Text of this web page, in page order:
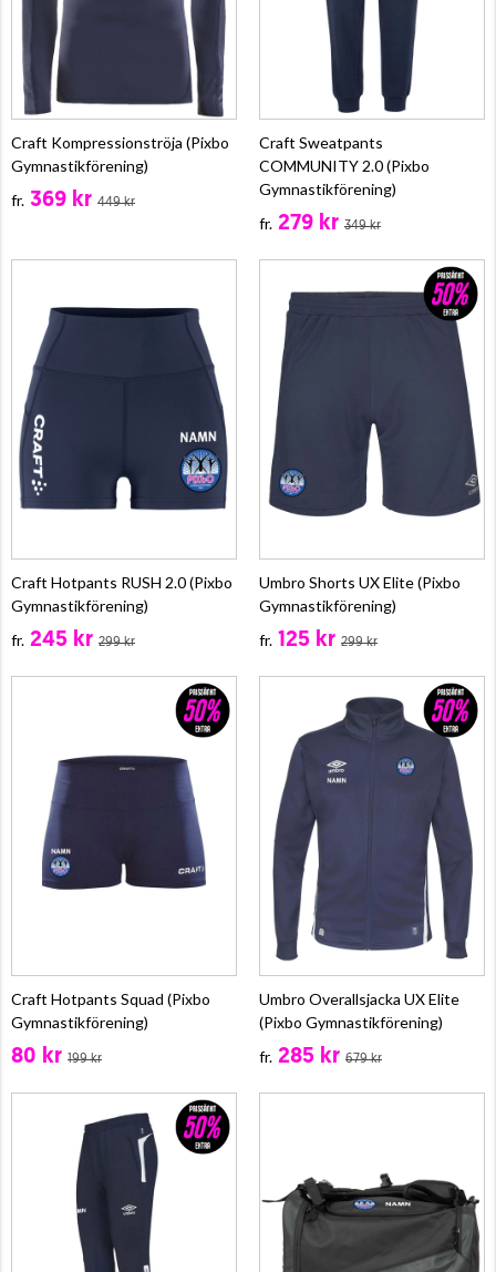
Craft Kompressionströja (Pixbo
Gymnastikförening)
fr. 369 kr 449 kr
Craft Sweatpants
COMMUNITY 2.0 (Pixbo
Gymnastikförening)
fr. 279 kr 349 kr
Craft Hotpants RUSH 2.0 (Pixbo
Gymnastikförening)
fr. 245 kr 299 kr
Umbro Shorts UX Elite (Pixbo
Gymnastikförening)
fr. 125 kr 299 kr
Craft Hotpants Squad (Pixbo
Gymnastikförening)
80 kr 199 kr
Umbro Overallsjacka UX Elite
(Pixbo Gymnastikförening)
fr. 285 kr 679 kr